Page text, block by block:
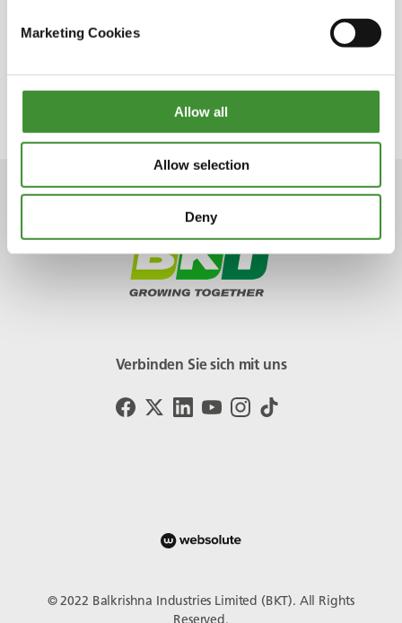
Marketing Cookies
Allow all
Allow selection
Deny
Marco Scaglia genießt es, Teil des
Herausforderungen bewusst, die in der
Verbinden Sie sich mit uns
© 2022 Balkrishna Industries Limited (BKT). All Rights
Reserved.